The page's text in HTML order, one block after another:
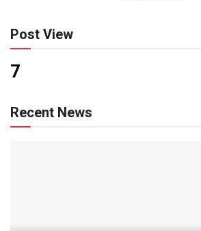
Post View
7
Recent News